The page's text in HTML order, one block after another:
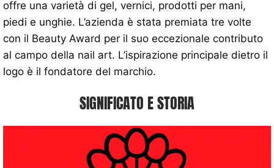
offre una varietà di gel, vernici, prodotti per mani,
piedi e unghie. L’azienda è stata premiata tre volte
con il Beauty Award per il suo eccezionale contributo
al campo della nail art. L’ispirazione principale dietro il
logo è il fondatore del marchio.
SIGNIFICATO E STORIA